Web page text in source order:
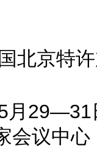
北京特
月29—31
会议中心